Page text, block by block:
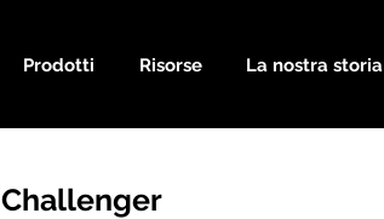
Prodotti Risorse La nostra storia
Challenger